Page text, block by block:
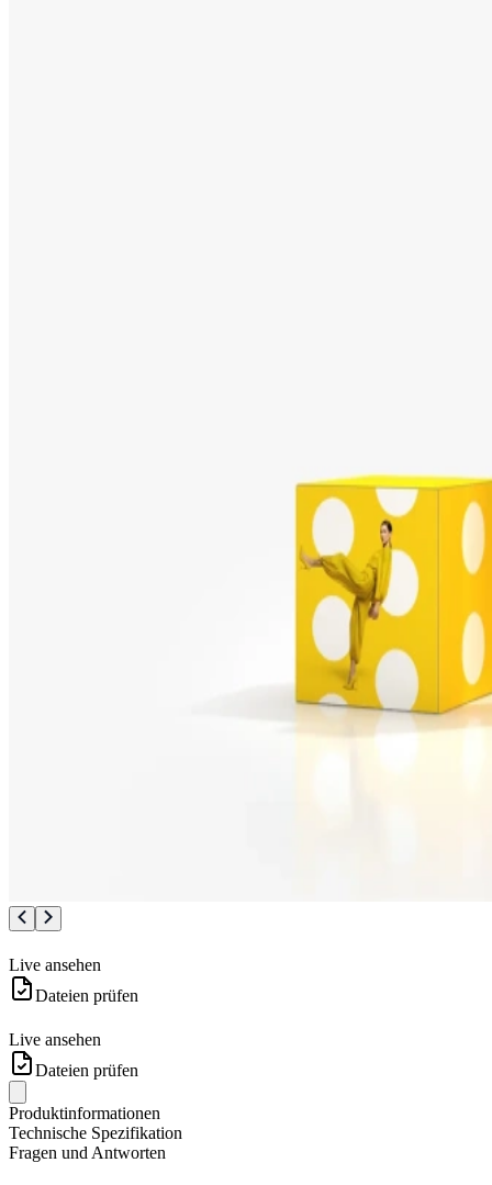
Live ansehen
Dateien prüfen
Live ansehen
Dateien prüfen
Produktinformationen
Technische Spezifikation
Fragen und Antworten